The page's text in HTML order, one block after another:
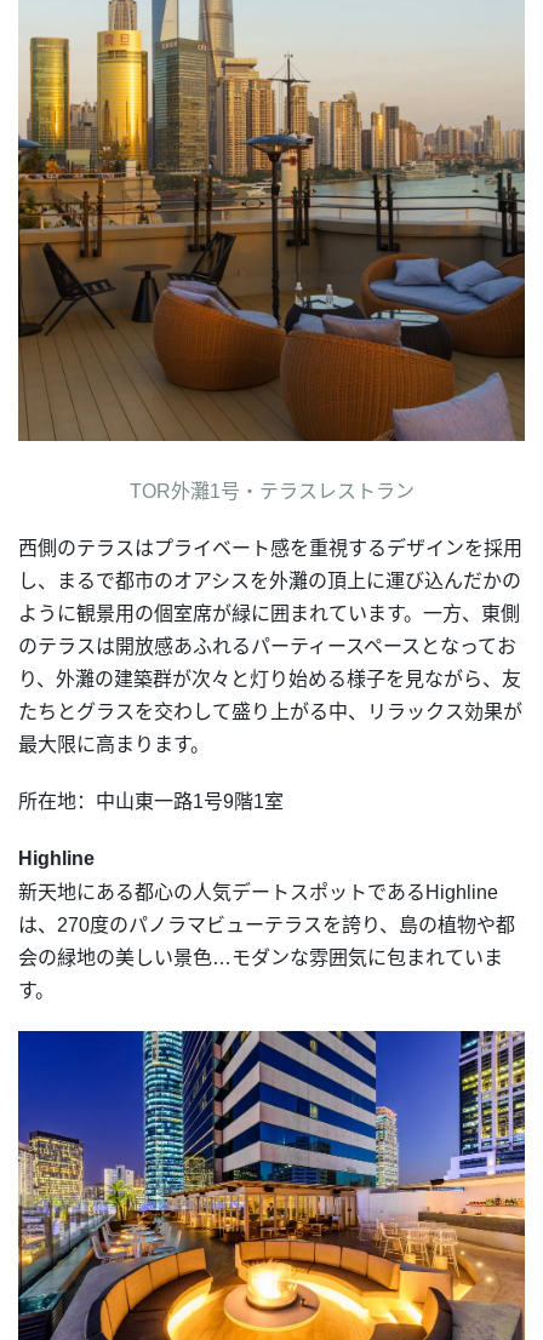
TOR外灘1号・テラスレストラン
西側のテラスはプライベート感を重視するデザインを採用
し、まるで都市のオアシスを外灘の頂上に運び込んだかの
ように観景用の個室席が緑に囲まれています。一方、東側
のテラスは開放感あふれるパーティースペースとなってお
り、外灘の建築群が次々と灯り始める様子を見ながら、友
たちとグラスを交わして盛り上がる中、リラックス効果が
最大限に高まります。
所在地：中山東一路1号9階1室
Highline
新天地にある都心の人気デートスポットであるHighline
は、270度のパノラマビューテラスを誇り、島の植物や都
会の緑地の美しい景色…モダンな雰囲気に包まれていま
す。